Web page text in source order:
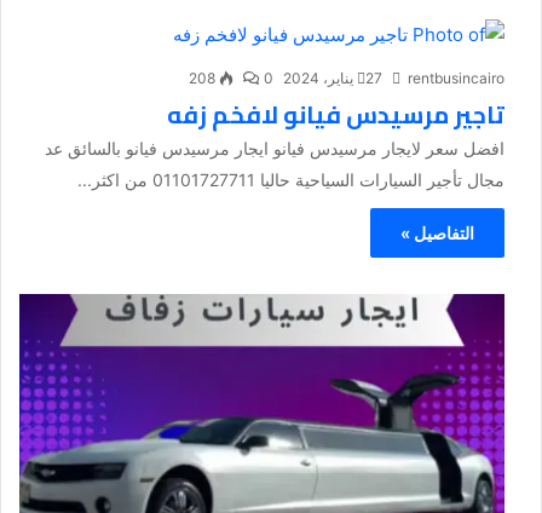
rentbusincairo 27 يناير، 2024 0
208
تاجير مرسيدس فيانو لافخم زفه
افضل سعر لايجار مرسيدس فيانو ايجار مرسيدس فيانو بالسائق عد
مجال تأجير السيارات السياحية حاليا 01101727711 من اكثر...
التفاصيل »